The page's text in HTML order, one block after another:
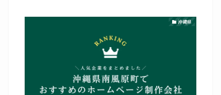
沖縄県